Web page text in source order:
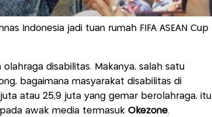
Indonesia jadi tuan rumah FIFA ASEAN Cup
disabilitas. Makanya, salah satu
bagaimana masyarakat disabilitas di
atau 25,9 juta yang gemar berolahraga, itu
awak media termasuk Okezone.